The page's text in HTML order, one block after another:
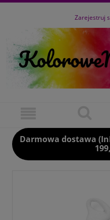
Zarejestruj
Darmowa dostawa